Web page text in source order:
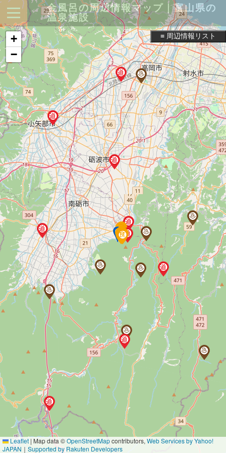
金風呂の周辺情報マップ｜富山県の
温泉施設
≡ 周辺情報リスト
+
−
Leaflet | Map data ©OpenStreetMapcontributors,Web Services by Yahoo!
JAPAN ｜ Supported by Rakuten Developers